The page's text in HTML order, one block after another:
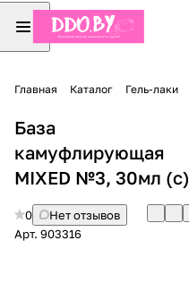
Главная Каталог Гель-лаки
База
камуфлирующая
MIXED №3, 30мл (с)
0
Нет отзывов
Арт. 903316